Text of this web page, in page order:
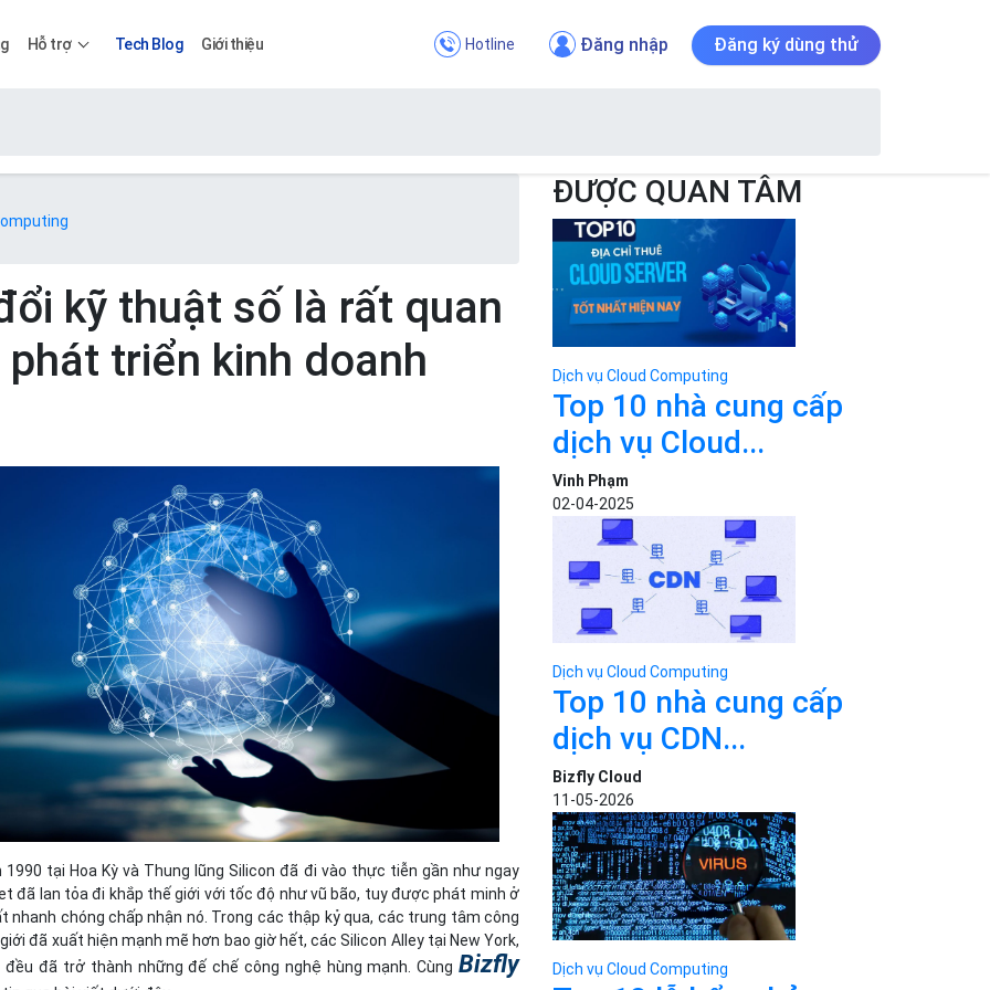
Apps
Bảng giá
Bảng giá
Bảng giá
Bảng giá
Hỗ trợ Tech Blog Giới thiệu Hotline Đăng nhập Đăng ký dùng thử
kỹ thuật số là rất quan
triển kinh doanh
tại Hoa Kỳ và Thung lũng Silicon đã đi vào thực tiễn gần như ngay
đã lan tỏa đi khắp thế giới với tốc độ như vũ bão, tuy được phát minh ở
nhanh chóng chấp nhận nó. Trong các thập kỷ qua, các trung tâm công
đã xuất hiện mạnh mẽ hơn bao giờ hết, các Silicon Alley tại New York,
đều đã trở thành những đế chế công nghệ hùng mạnh. CùngBizfly
ĐƯỢC QUAN TÂM
Dịch vụ Cloud Computing
Top 10 nhà cung cấp
dịch vụ Cloud...
Vinh Phạm
02-04-2025
Dịch vụ Cloud Computing
Top 10 nhà cung cấp
dịch vụ CDN...
Bizfly Cloud
11-05-2026
Dịch vụ Cloud Computing